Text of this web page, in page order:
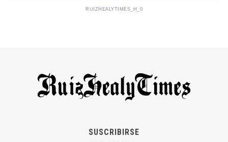
RUIZHEALYTIMES_H_0
SUSCRIBIRSE